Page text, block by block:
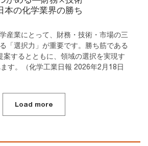
本の化学業界の勝ち
産業にとって、財務・技術・市場の三
「選択力」が重要です。勝ち筋である
案するとともに、領域の選択を実現す
す。（化学工業日報 2026年2月18日
Load more